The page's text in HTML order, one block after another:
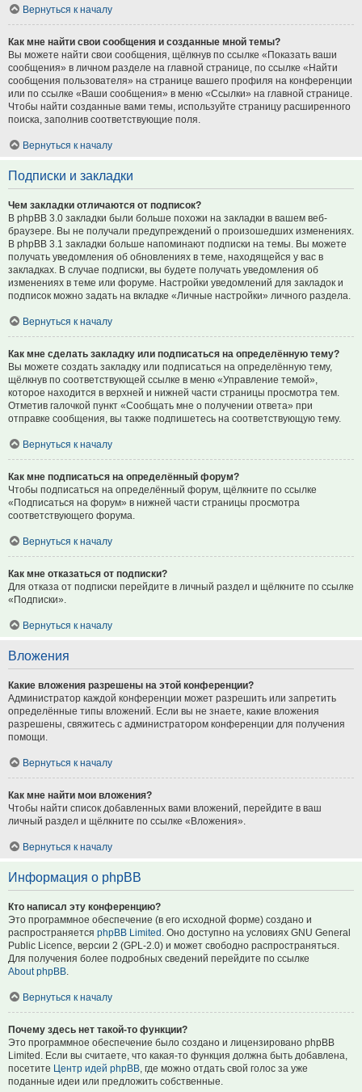
Вернуться к началу
Как мне найти свои сообщения и созданные мной темы?
Вы можете найти свои сообщения, щёлкнув по ссылке «Показать ваши
сообщения» в личном разделе на главной странице, по ссылке «Найти
сообщения пользователя» на странице вашего профиля на конференции
или по ссылке «Ваши сообщения» в меню «Ссылки» на главной странице.
Чтобы найти созданные вами темы, используйте страницу расширенного
поиска, заполнив соответствующие поля.
Вернуться к началу
Подписки и закладки
Чем закладки отличаются от подписок?
В phpBB 3.0 закладки были больше похожи на закладки в вашем веб-
браузере. Вы не получали предупреждений о произошедших изменениях.
В phpBB 3.1 закладки больше напоминают подписки на темы. Вы можете
получать уведомления об обновлениях в теме, находящейся у вас в
закладках. В случае подписки, вы будете получать уведомления об
изменениях в теме или форуме. Настройки уведомлений для закладок и
подписок можно задать на вкладке «Личные настройки» личного раздела.
Вернуться к началу
Как мне сделать закладку или подписаться на определённую тему?
Вы можете создать закладку или подписаться на определённую тему,
щёлкнув по соответствующей ссылке в меню «Управление темой»,
которое находится в верхней и нижней части страницы просмотра тем.
Отметив галочкой пункт «Сообщать мне о получении ответа» при
отправке сообщения, вы также подпишетесь на соответствующую тему.
Вернуться к началу
Как мне подписаться на определённый форум?
Чтобы подписаться на определённый форум, щёлкните по ссылке
«Подписаться на форум» в нижней части страницы просмотра
соответствующего форума.
Вернуться к началу
Как мне отказаться от подписки?
Для отказа от подписки перейдите в личный раздел и щёлкните по ссылке
«Подписки».
Вернуться к началу
Вложения
Какие вложения разрешены на этой конференции?
Администратор каждой конференции может разрешить или запретить
определённые типы вложений. Если вы не знаете, какие вложения
разрешены, свяжитесь с администратором конференции для получения
помощи.
Вернуться к началу
Как мне найти мои вложения?
Чтобы найти список добавленных вами вложений, перейдите в ваш
личный раздел и щёлкните по ссылке «Вложения».
Вернуться к началу
Информация о phpBB
Кто написал эту конференцию?
Это программное обеспечение (в его исходной форме) создано и
распространяется phpBB Limited . Оно доступно на условиях GNU General
Public Licence, версии 2 (GPL-2.0) и может свободно распространяться.
Для получения более подробных сведений перейдите по ссылке
About phpBB
Вернуться к началу
Почему здесь нет такой-то функции?
Это программное обеспечение было создано и лицензировано phpBB
Limited. Если вы считаете, что какая-то функция должна быть добавлена,
посетите Центр идей phpBB , где можно отдать свой голос за уже
поданные идеи или предложить собственные.